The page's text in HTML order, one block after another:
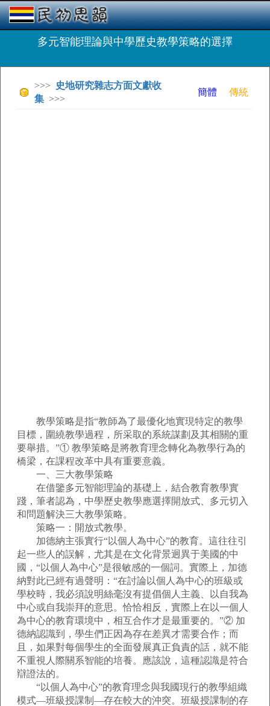
多元智能理論與中學歷史教學策略的選擇
>>>
史地研究雜志方面文獻收
集 >>>
簡體 傳統
教學策略是指“教師為了最優化地實現特定的教學
目標，圍繞教學過程，所采取的系統謀劃及其相關的重
要舉措。”① 教學策略是將教育理念轉化為教學行為的
橋梁，在課程改革中具有重要意義。
一、三大教學策略
在借鑒多元智能理論的基礎上，結合教育教學實
踐，筆者認為，中學歷史教學應選擇開放式、多元切入
和問題解決三大教學策略。
策略一：開放式教學。
加德納主張實行“以個人為中心”的教育。這往往引
起一些人的誤解，尤其是在文化背景迥異于美國的中
國，“以個人為中心”是很敏感的一個詞。實際上，加德
納對此已經有過聲明：“在討論以個人為中心的班級或
學校時，我必須說明絲毫沒有提倡個人主義、以自我為
中心或自我崇拜的意思。恰恰相反，實際上在以一個人
為中心的教育環境中，相互合作才是最重要的。”② 加
德納認識到，學生們正因為存在差異才需要合作；而
且，如果對每個學生的全面發展真正負責的話，就不能
不重視人際關系智能的培養。應該說，這種認識是符合
辯證法的。
“以個人為中心”的教育理念與我國現行的教學組織
模式—班級授課制—存在較大的沖突。班級授課制的存